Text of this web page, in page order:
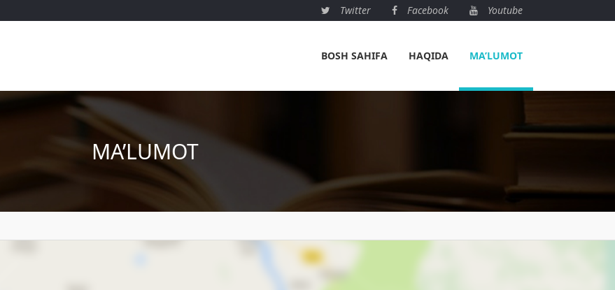
Twitter Facebook Youtube
BOSH SAHIFA HAQIDA MA’LUMOT
MA’LUMOT